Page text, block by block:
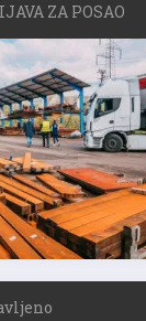
ZA POSAO